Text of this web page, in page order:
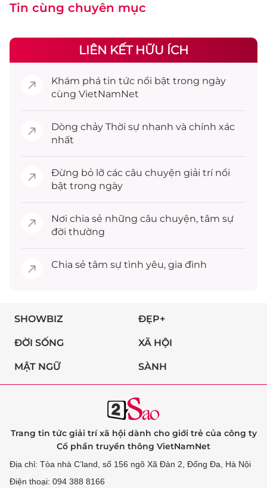
Tin cùng chuyên mục
LIÊN KẾT HỮU ÍCH
Khám phá tin tức nổi bật trong ngày
cùng VietNamNet
Dòng chảy Thời sự nhanh và chính xác
nhất
Đừng bỏ lỡ các câu chuyện giải trínổi
bật trong ngày
Nơi chia sẻ những câu chuyện, tâm sự
đời thường
Chia sẻ tâm sự tình yêu, gia đình
SHOWBIZ ĐẸP+
ĐỜI SỐNG XÃ HỘI
MẬT NGỮ SÀNH
Trang tin tức giải trí xã hội dành cho giới trẻ của công ty
Cổ phần truyền thông VietNamNet
Địa chỉ: Tòa nhà C’land, số 156 ngõ Xã Đàn 2, Đống Đa, Hà Nội
Điện thoại: 094 388 8166